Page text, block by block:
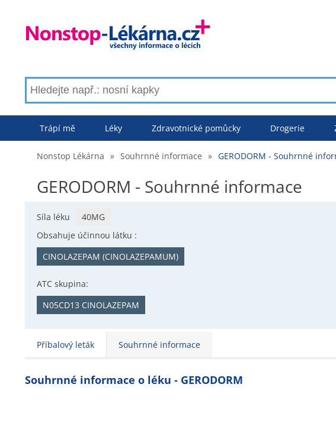
Trápí mě Léky Zdravotnické pomůcky Drogerie
Nonstop Lékárna » Souhrnné informace » GERODORM - Souhrnné
GERODORM - Souhrnné informace
Síla léku
40MG
Obsahuje účinnou látku :
CINOLAZEPAM (CINOLAZEPAMUM)
ATC skupina:
N05CD13 CINOLAZEPAM
Příbalový leták Souhrnné informace
Souhrnné informace o léku - GERODORM